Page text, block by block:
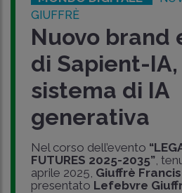
GIUFFRÈ
Nuovo brand
di Sapient-
sistema di IA
generativa
Nel corso dell’evento
FUTURES 2025-2035”,
aprile 2025, Giuffrè
presentato Lefebvre